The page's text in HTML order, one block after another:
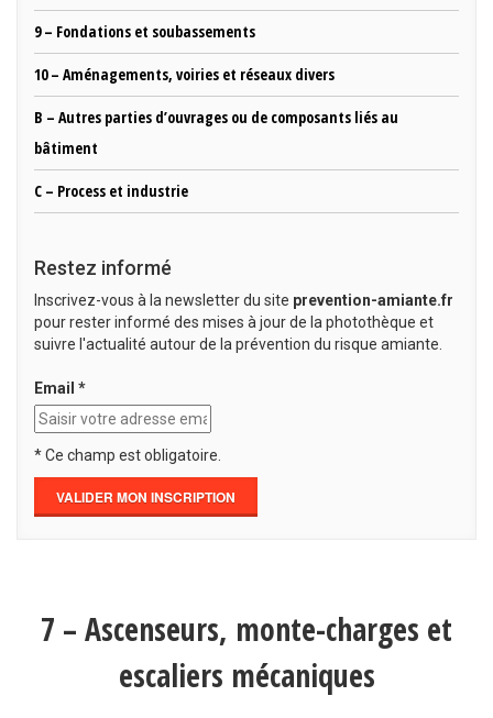
9 – Fondations et soubassements
10 – Aménagements, voiries et réseaux divers
B – Autres parties d’ouvrages ou de composants liés au
bâtiment
C – Process et industrie
Restez informé
Inscrivez-vous à la newsletter du site prevention-amiante.fr
pour rester informé des mises à jour de la photothèque et
suivre l'actualité autour de la prévention du risque amiante.
Email *
* Ce champ est obligatoire.
7 – Ascenseurs, monte-charges et
escaliers mécaniques